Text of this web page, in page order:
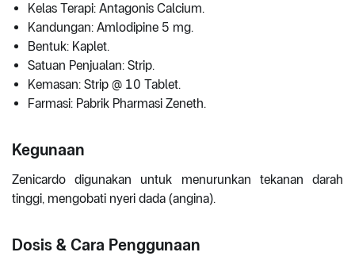
Kelas Terapi: Antagonis Calcium.
Kandungan: Amlodipine 5 mg.
Bentuk: Kaplet.
Satuan Penjualan: Strip.
Kemasan: Strip @ 10 Tablet.
Farmasi: Pabrik Pharmasi Zeneth.
Kegunaan
Zenicardo digunakan untuk menurunkan tekanan darah
tinggi, mengobati nyeri dada (angina).
Dosis & Cara Penggunaan